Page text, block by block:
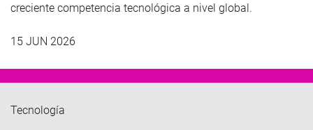
creciente competencia tecnológica a nivel global.
15 JUN 2026
Tecnología